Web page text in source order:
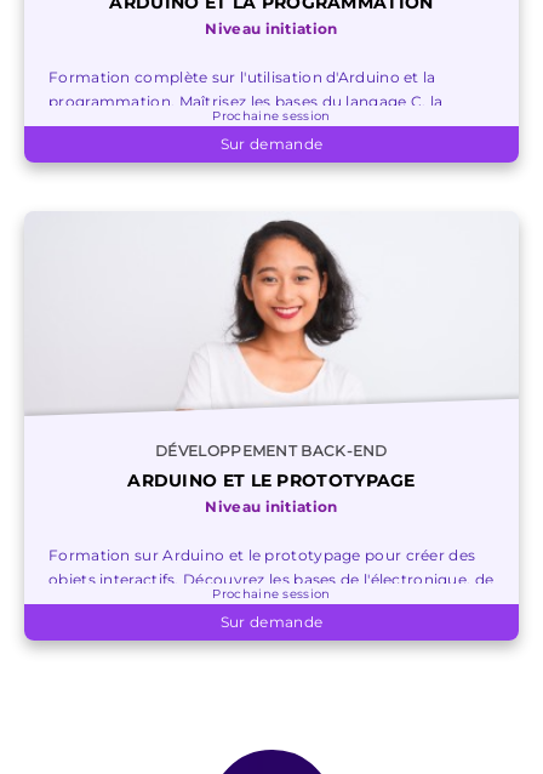
Niveau initiation
Formation complète sur l'utilisation d'Arduino et la
programmation. Maîtrisez les bases du langage C, la
communication avec le PC et la connexion de matériel.
Prochaine session
Sur demande
DÉVELOPPEMENT BACK-END
ARDUINO ET LE PROTOTYPAGE
Niveau initiation
Formation sur Arduino et le prototypage pour créer des
objets interactifs. Découvrez les bases de l'électronique, de
la programmation et des composants Arduino.
Prochaine session
Sur demande